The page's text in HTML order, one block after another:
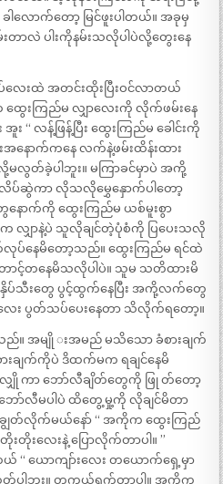
ါလောက်တော့ မြင်ဖူးပါတယ်။ အခုမှ
ာလဲ ပါးကိုနမ်းသလိုပါပဲလို့တွေးနေ
လေးထဲ အတင်းထိုးပြီးဝင်လာတယ်
ထွေးကြည်မ လျှာလေးကို လိုက်ဖမ်းနေ
“ လန့်ဖြန့်ပြီး ထွေးကြည်မ ခေါင်းကို
နောက်ကနေ လက်နဲ့ဖမ်းထိန်းထား
လွတ်ခဲ့ပါဘူး။ မကြာခင်မှာပဲ အကို့
လိပ်ဆွဲကာ လိုသလိုမွှေနှောက်ပါတော့
ာက်ကို ထွေးကြည်မ ယစ်မူးစွာ
လျှာနဲ့ပဲ သူလိုချင်တဲ့ပုံစံကို ပြပေးသလို
နေမိတော့သည်။ ထွေးကြည်မ ရင်ထဲ
ောင့်တနေမိသလိုပါပဲ။ သူမ သတိထားမိ
နှိပ်သီးတွေ ပွင့်ထွက်နေပြီး အကို့လက်တွေ
ေး ပွတ်သပ်ပေးနေတာ သိလိုက်ရတော့။
။ အမျို းအမည် မသိသော ခံစားချက်
ချက်ကိုပဲ ဒိထက်မက ရချင်နေမိ
ကာ ဘော်လီချိတ်တွေကို ဖြု တ်တော့
ာ်လီမပါပဲ ထိတွေ့မှု့ကို လိုချင်မိတာ
ချွတ်လိုက်မယ်နော် “ အကိုက ထွေးကြည်
တိုးလေးနဲ့ ပြောလိုက်တာပါ။ ”
“ ယောကျာ်းလေး တယောက်ရှေ့မှာ
တတ်ပါဘူး။ တကယ်ရှက်တာပါ။ အကိုက